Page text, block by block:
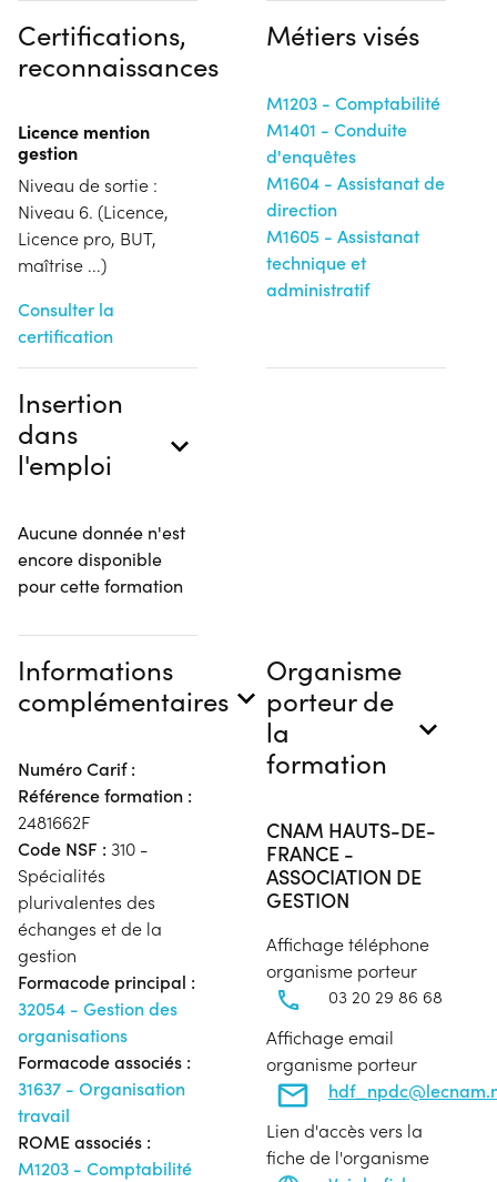
Certifications,
reconnaissances
Licence mention
gestion
Niveau de sortie :
Niveau 6. (Licence,
Licence pro, BUT,
maîtrise ...)
Consulter la
certification
Métiers visés
M1203 - Comptabilité
M1401 - Conduite
d'enquêtes
M1604 - Assistanat de
direction
M1605 - Assistanat
technique et
administratif
Insertion
dans
l'emploi
Aucune donnée n'est
encore disponible
pour cette formation
Informations
complémentaires
Numéro Carif :
Référence formation :
2481662F
Code NSF : 310 -
Spécialités
plurivalentes des
échanges et de la
gestion
Formacode principal :
32054 - Gestion des
organisations
Formacode associés :
31637 - Organisation
travail
ROME associés :
M1203 - Comptabilité
Organisme
porteur de
la
formation
CNAM HAUTS-DE-
FRANCE -
ASSOCIATION DE
GESTION
Affichage téléphone
organisme porteur
03 20 29 86 68
Affichage email
organisme porteur
Lien d'accès vers la
fiche de l'organisme